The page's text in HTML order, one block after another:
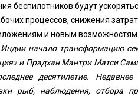
беспилотников будут
процессов, снижения
и новым возможностям
начало трансформацию
и Прадхан Мантри Матси
десятилетие.
рыб, наблюдения, отбора